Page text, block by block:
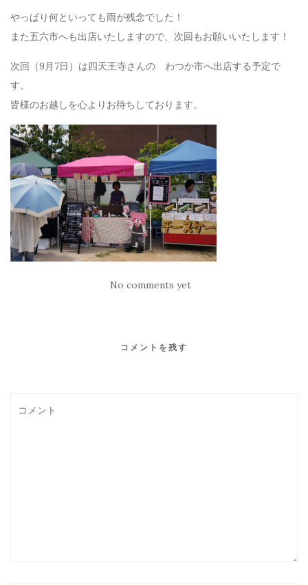
やっぱり何といっても雨が残念でした！
また五六市へも出店いたしますので、次回もお願いいたします！
次回（9月7日）は四天王寺さんの わつか市へ出店する予定で
す。
皆様のお越しを心よりお待ちしております。
No comments yet
コメントを残す